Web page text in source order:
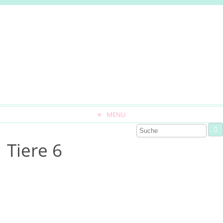
MENU
Tiere 6